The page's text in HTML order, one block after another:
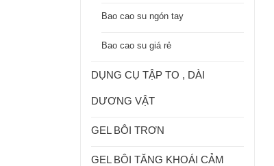
Bao cao su ngón tay
Bao cao su giá rẻ
DỤNG CỤ TẬP TO , DÀI
DƯƠNG VẬT
GEL BÔI TRƠN
GEL BÔI TĂNG KHOÁI CẢM